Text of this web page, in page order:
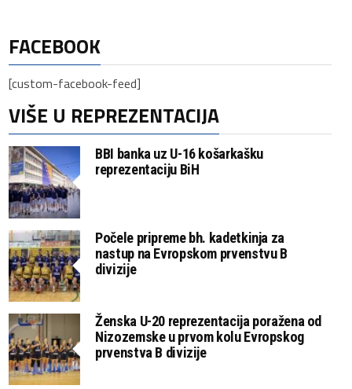
FACEBOOK
[custom-facebook-feed]
VIŠE U REPREZENTACIJA
BBI banka uz U-16 košarkašku
reprezentaciju BiH
Počele pripreme bh. kadetkinja za
nastup na Evropskom prvenstvu B
divizije
Ženska U-20 reprezentacija poražena od
Nizozemske u prvom kolu Evropskog
prvenstva B divizije